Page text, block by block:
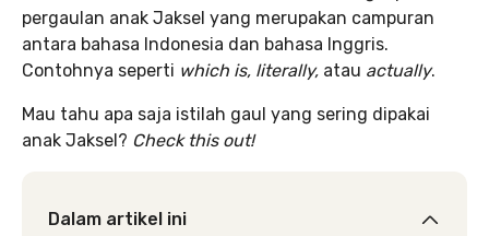
pergaulan anak Jaksel yang merupakan campuran
antara bahasa Indonesia dan bahasa Inggris.
Contohnya seperti which is, literally, atau actually.
Mau tahu apa saja istilah gaul yang sering dipakai
anak Jaksel? Check this out!
Dalam artikel ini